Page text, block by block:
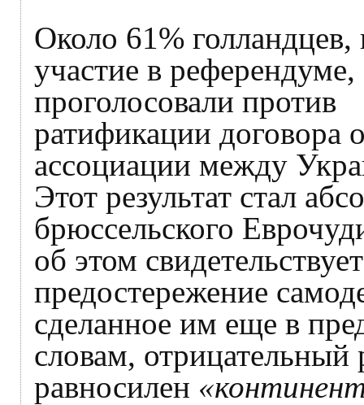
Около 61%
участие в референдуме,
проголосовали против
ратификации договора
ассоциации между
Этот результат стал
брюссельского
об этом
предостережение
сделанное им еще в
словам, отрицательный
равносилен